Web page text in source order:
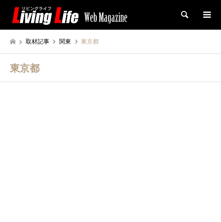
検索
取材記事 関東 東京都
東京都